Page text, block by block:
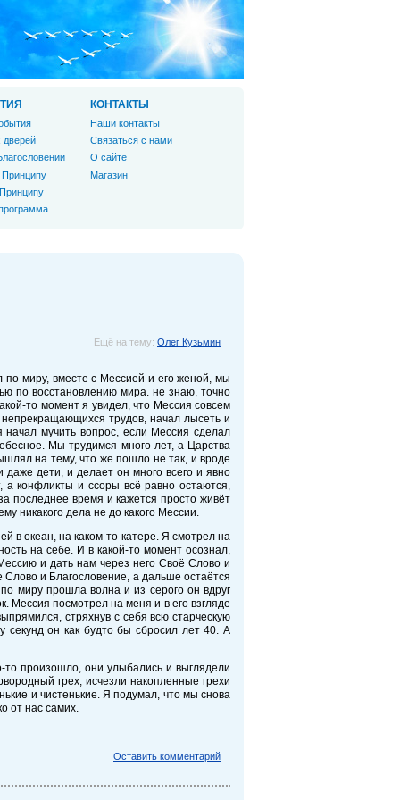
Ещё на тему: Олег Кузьмин
по миру, вместе с Мессией и его женой, мы
по восстановлению мира. не знаю, точно
то момент я увидел, что Мессия совсем
трудов, начал лысеть и
мучить вопрос, если Мессия сделал
Мы трудимся много лет, а Царства
на тему, что же пошло не так, и вроде
даже дети, и делает он много всего и явно
а конфликты и ссоры всё равно остаются,
последнее время и кажется просто живёт
никакого дела не до какого Мессии.
в океан, на каком-то катере. Я смотрел на
на себе. И в какой-то момент осознал,
и дать нам через него Своё Слово и
и Благословение, а дальше остаётся
миру прошла волна и из серого он вдруг
Мессия посмотрел на меня и в его взгляде
стряхнув с себя всю старческую
он как будто бы сбросил лет 40. А
произошло, они улыбались и выглядели
грех, исчезли накопленные грехи
и чистенькие. Я подумал, что мы снова
от нас самих.
Оставить комментарий
дверей
КОНТАКТЫ
Наши контакты
Связаться с нами
О сайте
Магазин